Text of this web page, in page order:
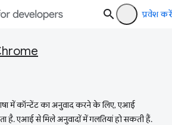
प्रवेश करें
में कॉन्टेंट का अनुवाद करने के लिए, एआई
है. एआई से मिले अनुवादों में गलतियां हो सकती हैं.